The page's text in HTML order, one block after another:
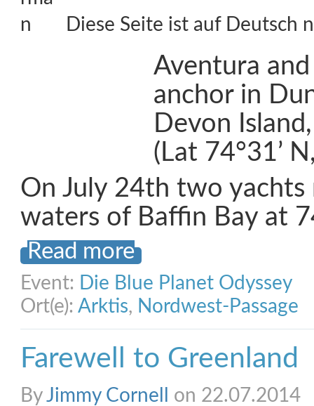
Diese Seite ist auf Deutsch
Aventura
anchor in
Devon
(Lat 74°31’
On July 24th two
waters of Baffin Bay at
Read more
Event: Die Blue Planet Odyssey
Ort(e): Arktis, Nordwest-Passage
Farewell to Greenland
ByJimmy Cornell on 22.07.2014